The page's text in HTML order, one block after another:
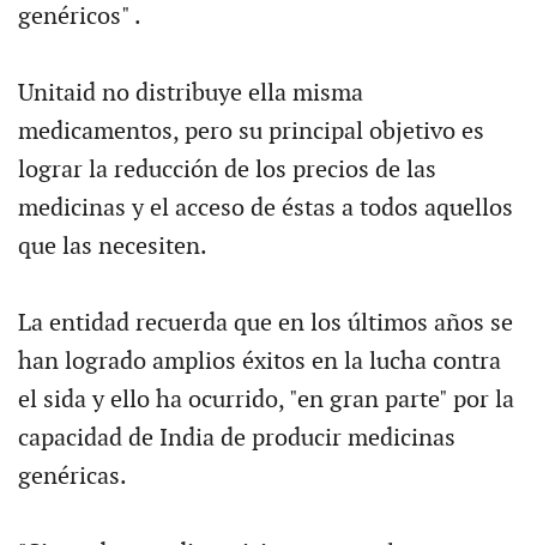
genéricos" .
Unitaid no distribuye ella misma
medicamentos, pero su principal objetivo es
lograr la reducción de los precios de las
medicinas y el acceso de éstas a todos aquellos
que las necesiten.
La entidad recuerda que en los últimos años se
han logrado amplios éxitos en la lucha contra
el sida y ello ha ocurrido, "en gran parte" por la
capacidad de India de producir medicinas
genéricas.